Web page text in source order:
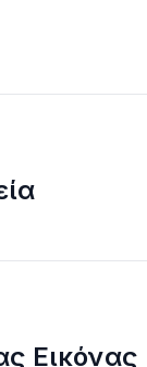
Εικόνας